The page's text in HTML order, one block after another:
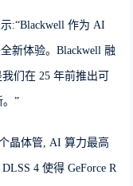
:“Blackwell 作为 AI
新体验。Blackwell 融
们在 25 年前推出可
”
晶体管, AI 算力最高
4 使得 GeForce R